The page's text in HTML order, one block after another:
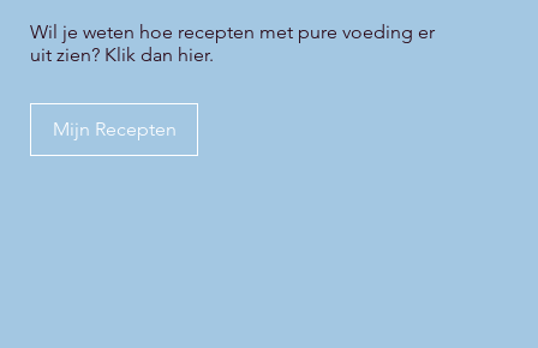
Wil je weten hoe recepten met pure voeding er
uit zien? Klik dan hier.
Mijn Recepten